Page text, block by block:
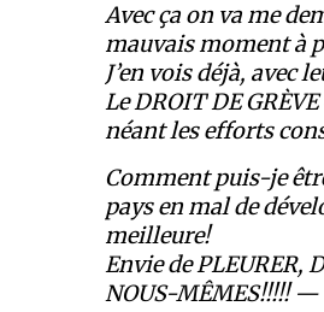
Avec ça on va me
mauvais moment à
J’en vois déjà, avec
Le DROIT DE
néant les efforts
Comment puis-je
pays en mal de
meilleure!
Envie de PLEURER,
NOUS-MÊMES!!!!!